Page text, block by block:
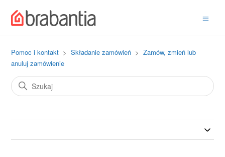
Pomoc i kontakt Składanie zamówień
Zamów, zmień lub
anuluj zamówienie